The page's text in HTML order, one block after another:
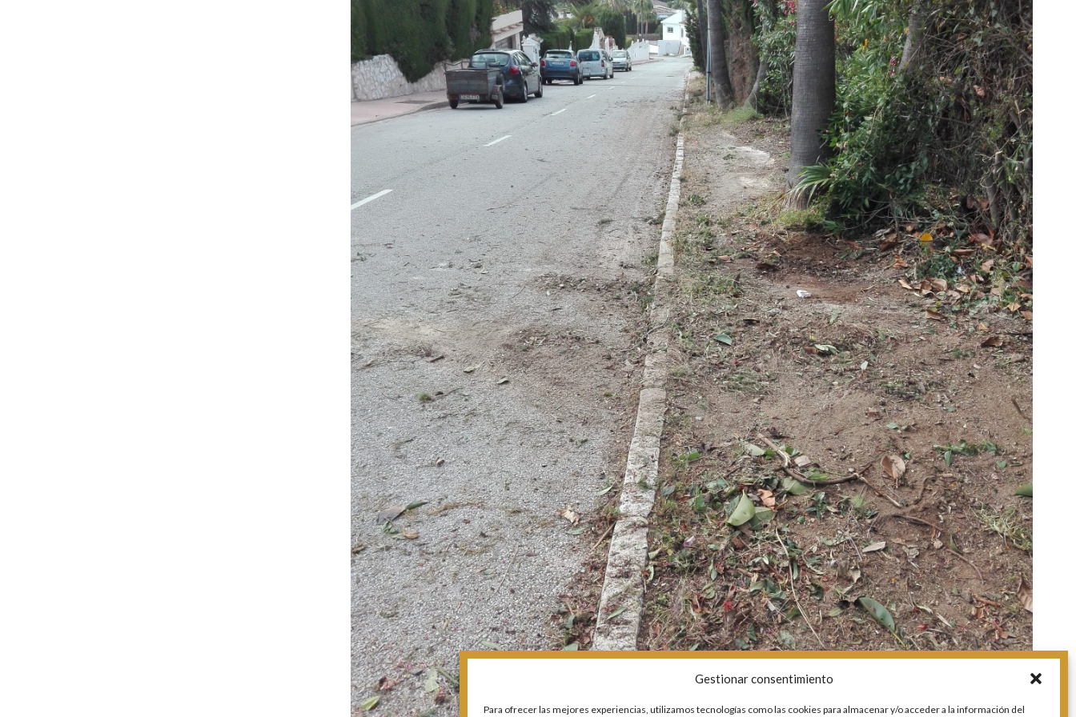
Gestionar consentimiento
Para ofrecer las mejores experiencias, utilizamos tecnologías como las cookies para almacenar y/o acceder a la información del